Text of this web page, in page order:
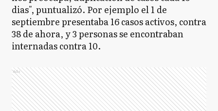
dias", puntualizó. Por ejemplo el 1 de
septiembre presentaba 16 casos activos, contra
38 de ahora, y 3 personas se encontraban
internadas contra 10.
Ads